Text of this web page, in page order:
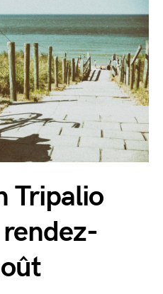
Tripalio